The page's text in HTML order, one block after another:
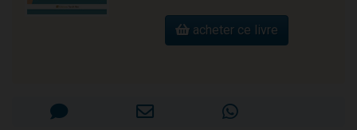
acheter ce livre